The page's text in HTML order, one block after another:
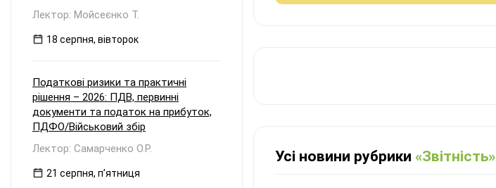
Усі новини рубрики «Звітність»
Лектор: Мойсеєнко Т.
18 серпня, вівторок
Податкові ризики та практичні
рішення – 2026: ПДВ, первинні
документи та податок на прибуток,
ПДФО/Військовий збір
Лектор: Самарченко О.Р.
21 серпня, пʼятниця